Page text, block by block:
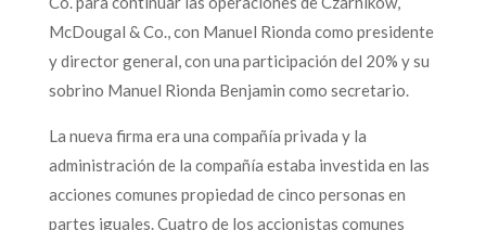
McDougal & Co., con Manuel Rionda como presidente
y director general, con una participación del 20% y su
sobrino Manuel Rionda Benjamin como secretario.
La nueva firma era una compañía privada y la
administración de la compañía estaba investida en las
acciones comunes propiedad de cinco personas en
partes iguales. Cuatro de los accionistas comunes